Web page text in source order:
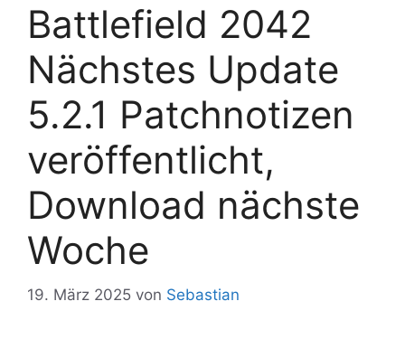
Battlefield 2042
Nächstes Update
5.2.1 Patchnotizen
veröffentlicht,
Download nächste
Woche
19. März 2025 von Sebastian